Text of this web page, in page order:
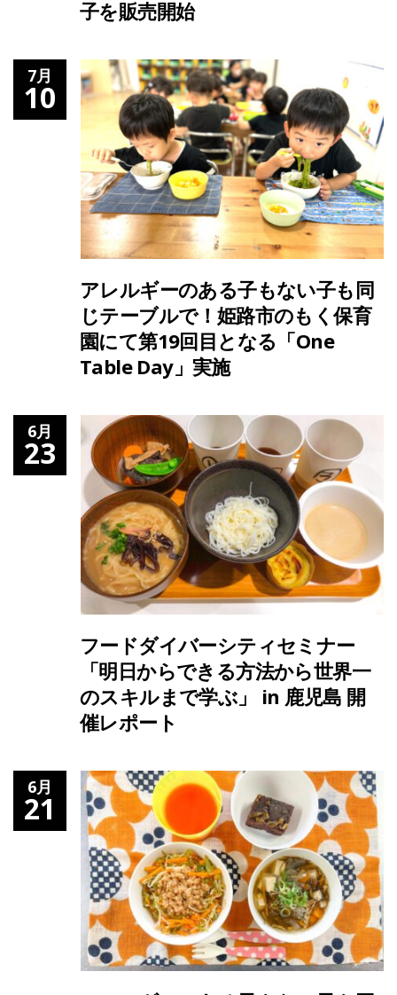
子を販売開始
7月
10
アレルギーのある子もない子も同
じテーブルで！姫路市のもく保育
園にて第19回目となる「One
Table Day」実施
6月
23
フードダイバーシティセミナー
「明日からできる方法から世界一
のスキルまで学ぶ」 in 鹿児島 開
催レポート
6月
21